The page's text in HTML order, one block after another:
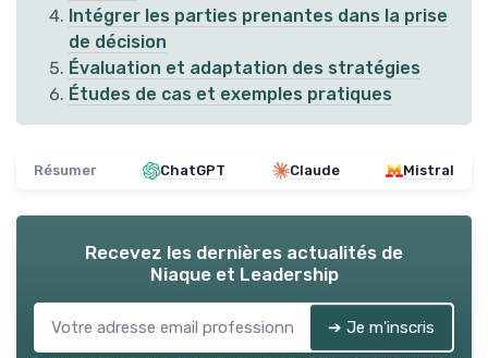
Intégrer les parties prenantes dans la prise
de décision
Évaluation et adaptation des stratégies
Études de cas et exemples pratiques
Résumer ChatGPT Claude Mistral
Recevez les dernières actualités de
Niaque et Leadership
➔ Je m'inscris